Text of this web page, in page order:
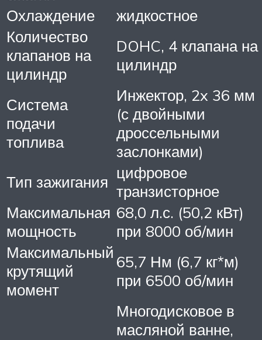
Охлаждение
жидкостное
Количество
клапанов на
цилиндр
DOHC, 4 клапана на
цилиндр
Система
подачи
топлива
Инжектор, 2x 36 мм
(с двойными
дроссельными
заслонками)
Тип зажигания цифровое
транзисторное
Максимальная
мощность
68,0 л.с. (50,2 кВт)
при 8000 об/мин
Максимальный
крутящий
момент
65,7 Нм (6,7 кг*м)
при 6500 об/мин
Многодисковое в
масляной ванне,